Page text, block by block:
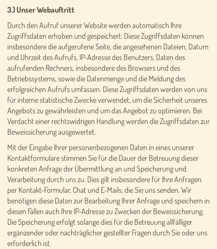
3.) Unser Webauftritt
Durch den Aufruf unserer Website werden automatisch Ihre
Zugriffsdaten erhoben und gespeichert. Diese Zugriffsdaten können
insbesondere die aufgerufene Seite, die angesehenen Dateien, Datum
und Uhrzeit des Aufrufs, IP-Adresse des Benutzers, Daten des
aufrufenden Rechners, insbesondere des Browsers und des
Betriebssystems, sowie die Datenmenge und die Meldung des
erfolgreichen Aufrufs umfassen. Diese Zugriffsdaten werden von uns
für interne statistische Zwecke verwendet, um die Sicherheit unseres
Angebots zu gewährleisten und um das Angebot zu optimieren. Bei
Verdacht einer rechtswidrigen Handlung werden die Zugriffsdaten zur
Beweissicherung ausgewertet.
Mit der Eingabe Ihrer personenbezogenen Daten in eines unserer
Kontaktformulare stimmen Sie für die Dauer der Betreuung dieser
konkreten Anfrage der Übermittlung an und Speicherung und
Verarbeitung durch uns zu. Dies gilt insbesondere für Ihre Anfragen
per Kontakt-Formular, Chat und E-Mails, die Sie uns senden. Wir
benötigen diese Daten zur Bearbeitung Ihrer Anfrage und speichern in
diesen Fällen auch Ihre IP-Adresse zu Zwecken der Beweissicherung.
Die Speicherung erfolgt solange dies für die Betreuung allfälliger
ergänzender oder nachträglicher gestellter Fragen durch Sie oder uns
erforderlich ist.